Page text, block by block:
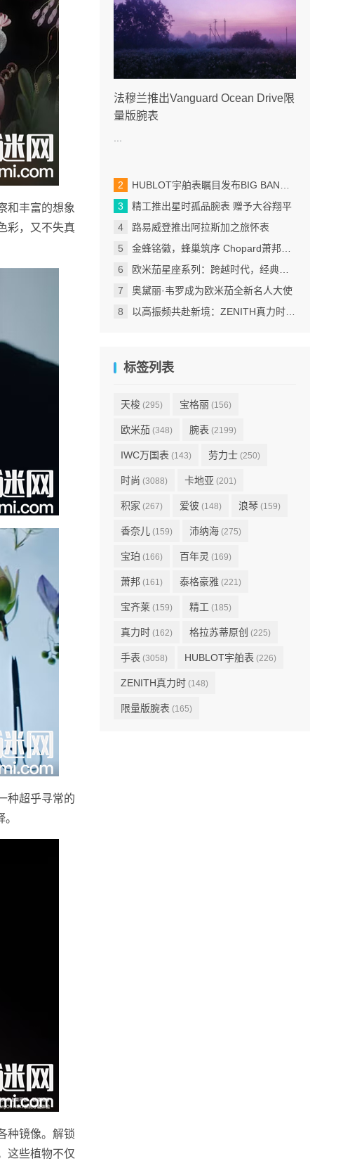
和丰富的想象
彩，又不失真
种超乎寻常的
种镜像。解锁
这些植物不仅
法穆兰推出Vanguard Ocean Drive限
量版腕表
HUBLOT宇舶表瞩目发布BIG BANG蓝宝石天蓝色腕表
精工推出星时孤品腕表 赠予大谷翔平
路易威登推出阿拉斯加之旅怀表
金蜂铭徽，蜂巢筑序 Chopard萧邦跨越百年的匠心回响
欧米茄星座系列：跨越时代，经典永恒
奥黛丽·韦罗成为欧米茄全新名人大使
以高振频共赴新境：ZENITH真力时倾力呈献DEFY巅峰系列EXTREME ULTRAVIOLET腕表
标签列表
天梭 (295) 宝格丽 (156)
欧米茄 (348) 腕表 (2199)
IWC万国表 (143) 劳力士 (250)
时尚 (3088) 卡地亚 (201)
积家 (267) 爱彼 (148) 浪琴 (159)
香奈儿 (159) 沛纳海 (275)
宝珀 (166) 百年灵 (169)
萧邦 (161) 泰格豪雅 (221)
宝齐莱 (159) 精工 (185)
真力时 (162) 格拉苏蒂原创 (225)
手表 (3058) HUBLOT宇舶表 (226)
ZENITH真力时 (148)
限量版腕表 (165)